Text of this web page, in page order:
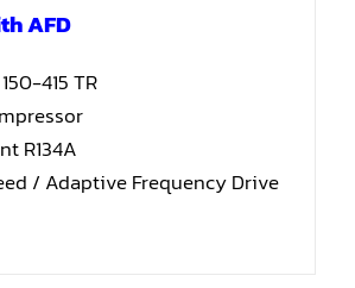
AFD
415 TR
R134A
/ Adaptive Frequency Drive